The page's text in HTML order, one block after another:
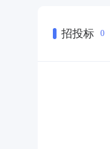
招投标 0